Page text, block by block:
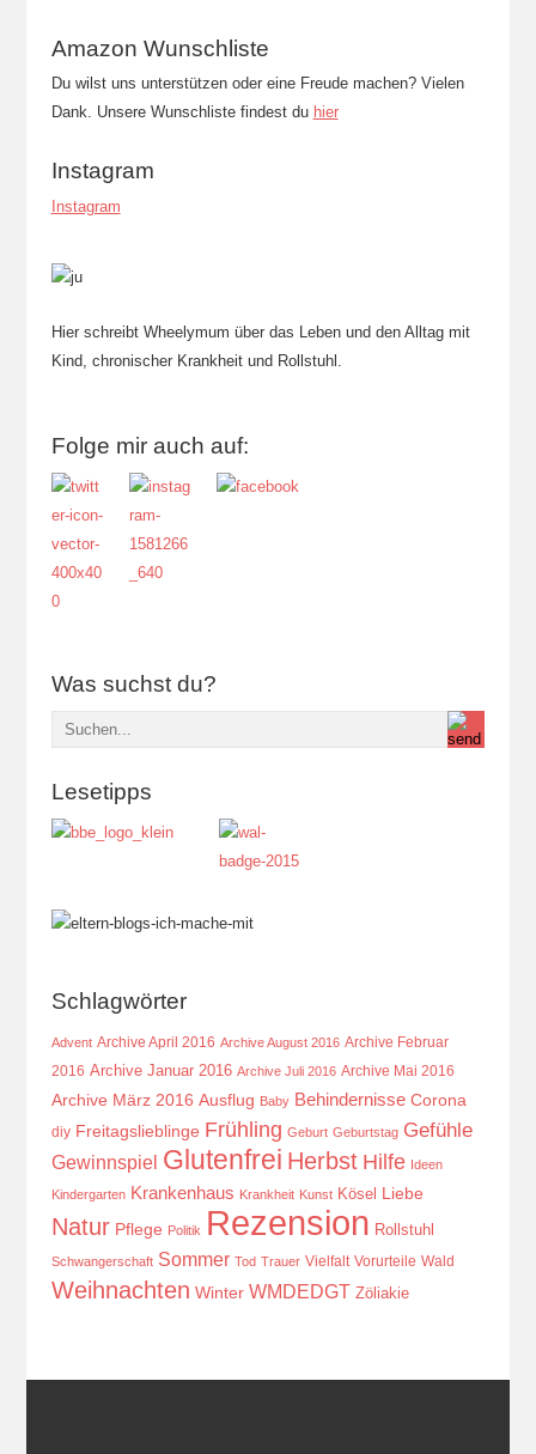
Amazon Wunschliste
Du wilst uns unterstützen oder eine Freude machen? Vielen
Dank. Unsere Wunschliste findest du hier
Instagram
Instagram
Hier schreibt Wheelymum über das Leben und den Alltag mit
Kind, chronischer Krankheit und Rollstuhl.
Folge mir auch auf:
Was suchst du?
Lesetipps
Schlagwörter
Advent Archive April 2016 Archive August 2016 Archive Februar
2016 Archive Januar 2016 Archive Juli 2016 Archive Mai 2016
Archive März 2016 Ausflug Baby Behindernisse Corona
diy Freitagslieblinge Frühling Geburt Geburtstag Gefühle
Gewinnspiel Glutenfrei Herbst Hilfe Ideen
Kindergarten Krankenhaus Krankheit Kunst Kösel Liebe
Natur Pflege Politik Rezension Rollstuhl
Schwangerschaft Sommer Tod Trauer Vielfalt Vorurteile Wald
Weihnachten Winter WMDEDGT Zöliakie